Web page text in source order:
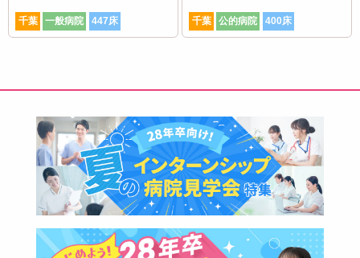
千葉 一般病院 447床 千葉 公的病院 400床